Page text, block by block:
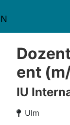
ent
IU
Ulm